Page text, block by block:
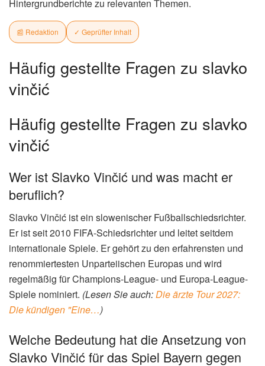
Spiel zu lesen, Situationen richtig einzuschätzen und
schnell Entscheidungen zu treffen. Dabei steht er stets im
Fokus der Öffentlichkeit und muss mit dem Druck umgehen
Auch der Einsatz des Video-Assistenten (VAR) hat die
Rolle des Schiedsrichters verändert. Einerseits soll der
Andererseits führt er aber auch dazu, dass
Schiedsrichterentscheidungen noch stärker hinterfragt und
diskutiert werden. Die
R
ÜBER DEN AUTOR ✓ Verifiziert
Redaktion
Online-Redakteur
verfasst täglich aktuelle Nachrichten und
Hintergrundberichte zu relevanten Themen.